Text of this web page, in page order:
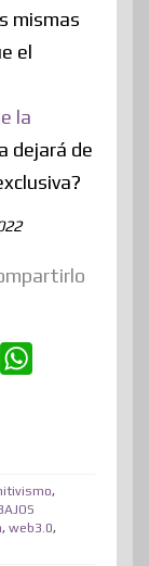
mismas
el
la
dejará de
s
A
,
, web3.0,